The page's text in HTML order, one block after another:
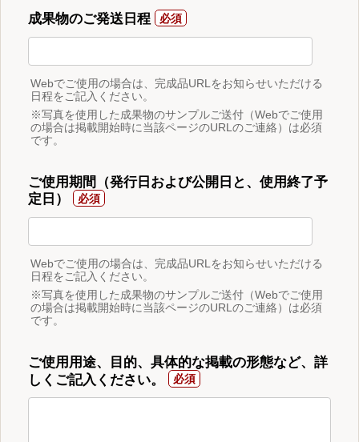
成果物のご発送日程
Webでご使用の場合は、完成品URLをお知らせいただける
日程をご記入ください。
※写真を使用した成果物のサンプルご送付（Webでご使用
の場合は掲載開始時に当該ページのURLのご連絡）は必須
です。
ご使用期間（発行日および公開日と、使用終了予
定日）
Webでご使用の場合は、完成品URLをお知らせいただける
日程をご記入ください。
※写真を使用した成果物のサンプルご送付（Webでご使用
の場合は掲載開始時に当該ページのURLのご連絡）は必須
です。
ご使用用途、目的、具体的な掲載の形態など、詳
しくご記入ください。